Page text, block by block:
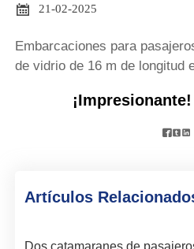

21-02-2025
Embarcaciones para
de vidrio de 16 m de longitud

Artículos
Dos catamaranes de